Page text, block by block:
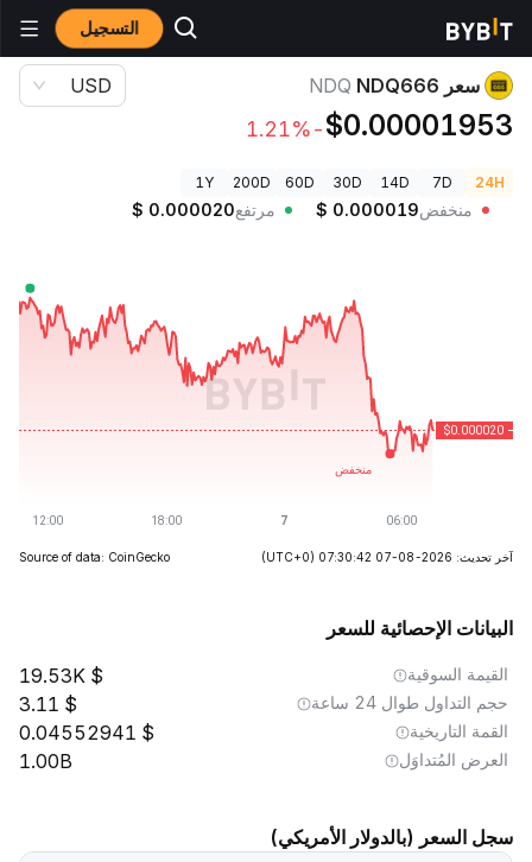
التسجيل أسعار العملات الرقمية
سعر NDQ666 NDQ
$0.00001953
-1.21%
USD
24H
7D
14D
30D
60D
200D
1Y
منخفض $ 0.000019 مرتفع $ 0.000020
آخر تحديث: 2026-08-07 07:30:42 (UTC+0)
Source of data: CoinGecko
البيانات الإحصائية للسعر
القيمة السوقية 19.53K
حجم التداول طوال 24 ساعة 3.11
القمة التاريخية 0.04552941
العرض المُتداوَل 1.00B
سجل السعر (بالدولار الأمريكي)